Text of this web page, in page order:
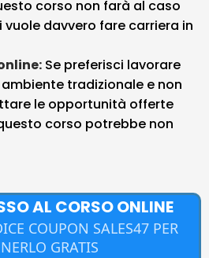
corso non farà al caso
vuole davvero fare carriera in
Se preferisci lavorare
tradizionale e non
le opportunità offerte
corso potrebbe non
AL CORSO ONLINE
COUPON SALES47 PER
GRATIS